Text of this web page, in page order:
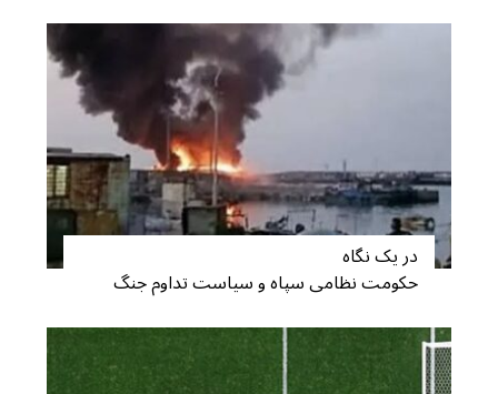
در یک نگاه
حکومت نظامی سپاه و سیاست تداوم جنگ
S
f
o
r
: